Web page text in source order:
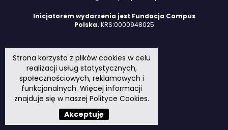
Inicjatorem wydarzenia jest Fundacja Campus
Polska. KRS:0000948025
Strona korzysta z plików cookies w celu
realizacji usług statystycznych,
społecznościowych, reklamowych i
funkcjonalnych. Więcej informacji
znajduje się w naszej Polityce Cookies.
Akceptuję